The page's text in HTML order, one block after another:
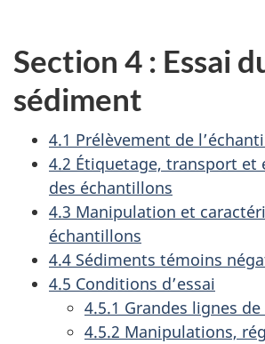
Section 4 : Essai
sédiment
4.1 Prélèvement de
4.2 Étiquetage, transport et
des échantillons
4.3 Manipulation et
échantillons
4.4 Sédiments témoins
4.5 Conditions d’essai
4.5.1 Grandes lignes de
4.5.2 Manipulations,